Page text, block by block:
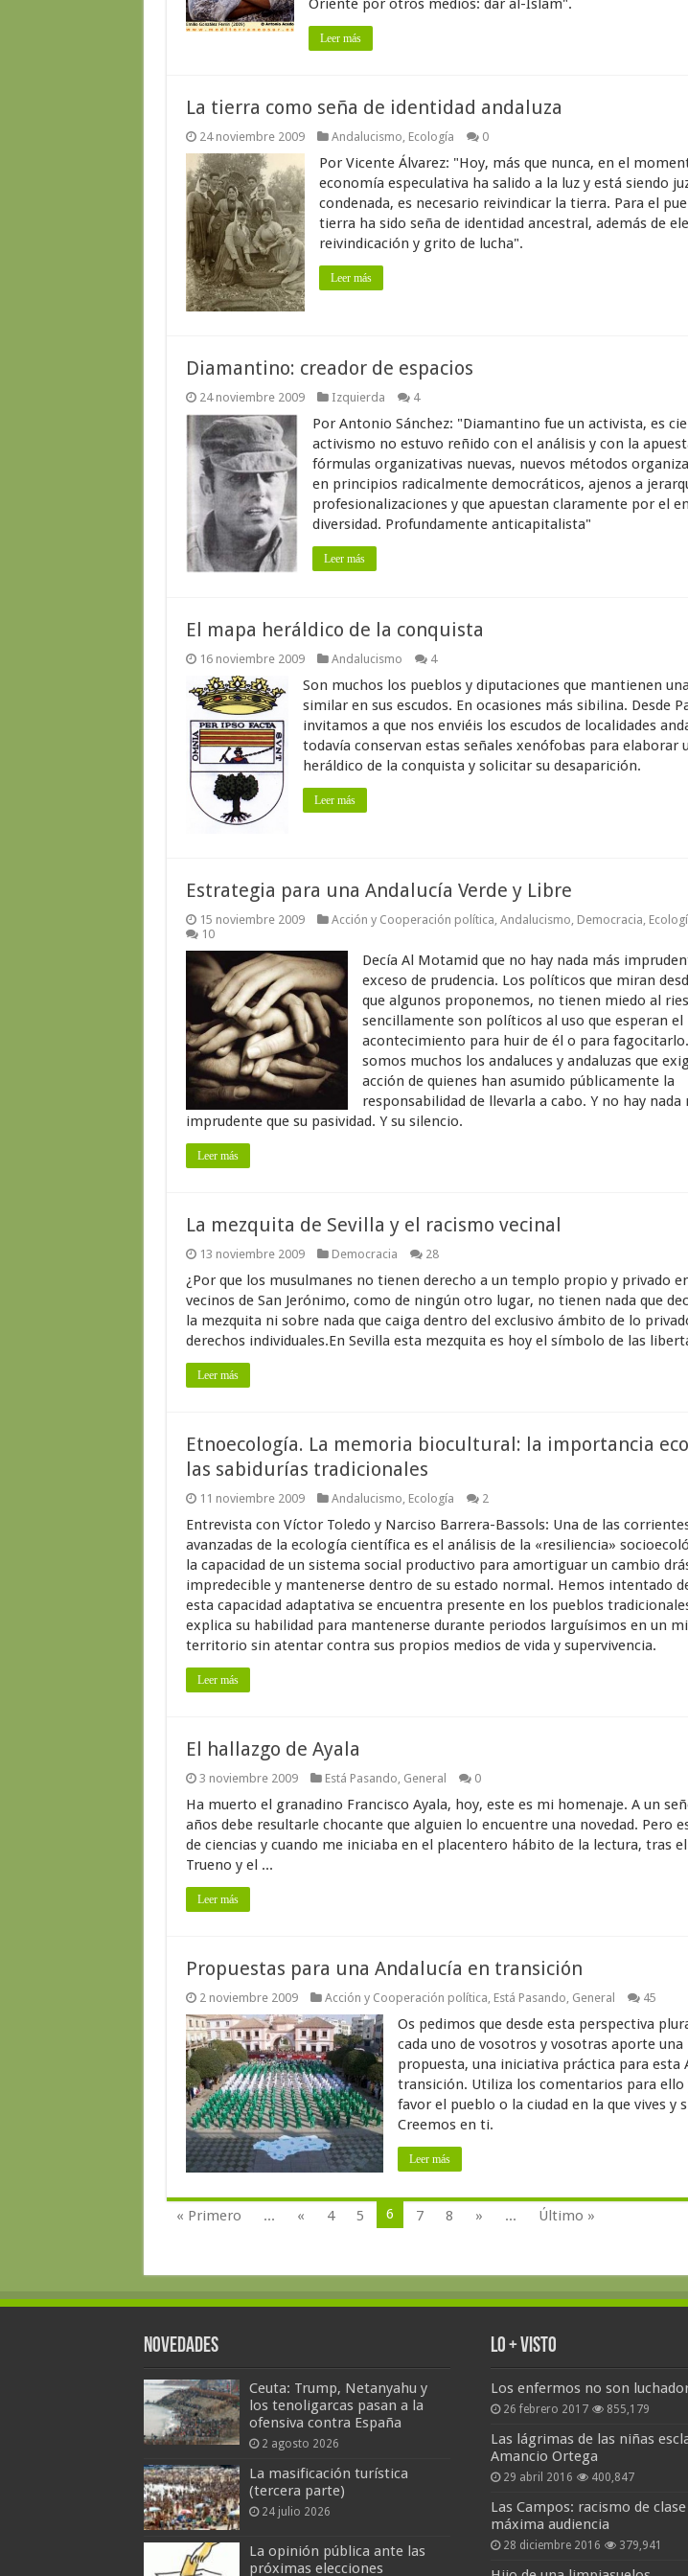
Oriente por otros medios: dar al-Islam".
Leer más
La tierra como seña de identidad andaluza
24 noviembre 2009 Andalucismo, Ecología 0
Por Vicente Álvarez: "Hoy, más que nunca, en el
economía especulativa ha salido a la luz y está siendo
condenada, es necesario reivindicar la tierra. Para el
tierra ha sido seña de identidad ancestral, además de
reivindicación y grito de lucha".
Leer más
Diamantino: creador de espacios
24 noviembre 2009 Izquierda 4
Por Antonio Sánchez: "Diamantino fue un activista, es
activismo no estuvo reñido con el análisis y con la
fórmulas organizativas nuevas, nuevos métodos
en principios radicalmente democráticos, ajenos a
profesionalizaciones y que apuestan claramente por el
diversidad. Profundamente anticapitalista"
Leer más
El mapa heráldico de la conquista
16 noviembre 2009 Andalucismo 4
Son muchos los pueblos y diputaciones que mantienen
similar en sus escudos. En ocasiones más sibilina. Desde
invitamos a que nos enviéis los escudos de localidades
todavía conservan estas señales xenófobas para elaborar
heráldico de la conquista y solicitar su desaparición.
Leer más
Estrategia para una Andalucía Verde y Libre
15 noviembre 2009 Acción y Cooperación política, Andalucismo, Democracia,
10
Decía Al Motamid que no hay nada más
exceso de prudencia. Los políticos que miran
que algunos proponemos, no tienen miedo al
sencillamente son políticos al uso que esperan el
acontecimiento para huir de él o para
somos muchos los andaluces y andaluzas que
acción de quienes han asumido públicamente la
responsabilidad de llevarla a cabo. Y no hay nada
imprudente que su pasividad. Y su silencio.
Leer más
La mezquita de Sevilla y el racismo vecinal
13 noviembre 2009 Democracia 28
¿Por que los musulmanes no tienen derecho a un templo propio y privado
vecinos de San Jerónimo, como de ningún otro lugar, no tienen nada que
la mezquita ni sobre nada que caiga dentro del exclusivo ámbito de lo
derechos individuales.En Sevilla esta mezquita es hoy el símbolo de las
Leer más
Etnoecología. La memoria biocultural: la importancia
las sabidurías tradicionales
11 noviembre 2009 Andalucismo, Ecología 2
Entrevista con Víctor Toledo y Narciso Barrera-Bassols: Una de las
avanzadas de la ecología científica es el análisis de la «resiliencia»
la capacidad de un sistema social productivo para amortiguar un cambio
impredecible y mantenerse dentro de su estado normal. Hemos intentado
esta capacidad adaptativa se encuentra presente en los pueblos
explica su habilidad para mantenerse durante periodos larguísimos en un
territorio sin atentar contra sus propios medios de vida y supervivencia.
Leer más
El hallazgo de Ayala
3 noviembre 2009 Está Pasando, General 0
Ha muerto el granadino Francisco Ayala, hoy, este es mi homenaje. A un
años debe resultarle chocante que alguien lo encuentre una novedad. Pero
de ciencias y cuando me iniciaba en el placentero hábito de la lectura, tras
Trueno y el ...
Leer más
Propuestas para una Andalucía en transición
2 noviembre 2009 Acción y Cooperación política, Está Pasando, General 45
Os pedimos que desde esta perspectiva
cada uno de vosotros y vosotras aporte una
propuesta, una iniciativa práctica para esta
transición. Utiliza los comentarios para ello
favor el pueblo o la ciudad en la que vives y
Creemos en ti.
Leer más
« Primero ... « 4 5 6 7 8 » ... Último »
Novedades
Ceuta: Trump, Netanyahu y
los tenoligarcas pasan a la
ofensiva contra España
2 agosto 2026
La masificación turística
(tercera parte)
24 julio 2026
La opinión pública ante las
próximas elecciones
Lo + Visto
Los enfermos no son
26 febrero 2017 855,179
Las lágrimas de las niñas
Amancio Ortega
29 abril 2016 400,847
Las Campos: racismo de
máxima audiencia
28 diciembre 2016 379,941